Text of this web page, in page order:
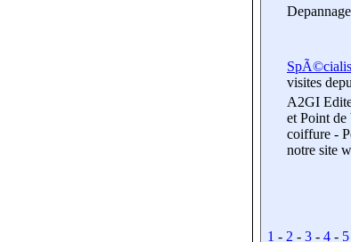
visites
A2GI
et Point de
coiffure -
notre site
1 - 2 - 3- 4- 5